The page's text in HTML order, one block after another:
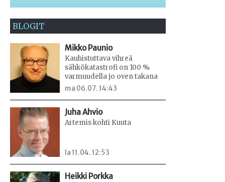
BLOGIT
Mikko Paunio
Kauhistuttava vihreä
sähkökatastrofi on 100 %
varmuudella jo oven takana
ma 06.07. 14:43
Juha Ahvio
Artemis kohti Kuuta
la 11.04. 12:53
Heikki Porkka